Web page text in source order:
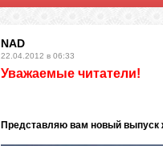
NAD
22.04.2012 в 06:33
Уважаемые читатели!
Представляю вам новый